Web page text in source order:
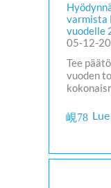
varmista
vuodelle
05-12-
Tee
vuoden